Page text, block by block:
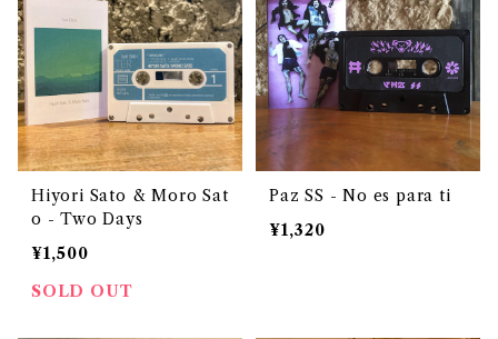
Hiyori Sato & Moro Sat
o - Two Days
¥1,500
SOLD OUT
Paz SS - No es para ti
¥1,320